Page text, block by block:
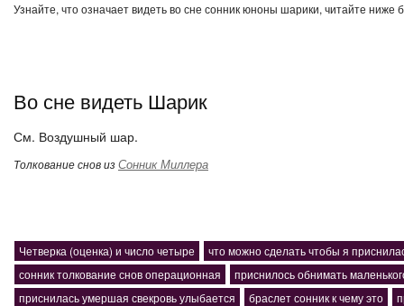
Узнайте, что означает видеть во сне сонник юноны шарики, читайте ниже
Во сне видеть Шарик
См. Воздушный шар.
Толкование снов изСонник Миллера
Четверка (оценка) и число четыре
что можно сделать чтобы я
сонник толкование снов операционная
приснилось обнимать
приснилась умершая свекровь улыбается
браслет сонник к чему это